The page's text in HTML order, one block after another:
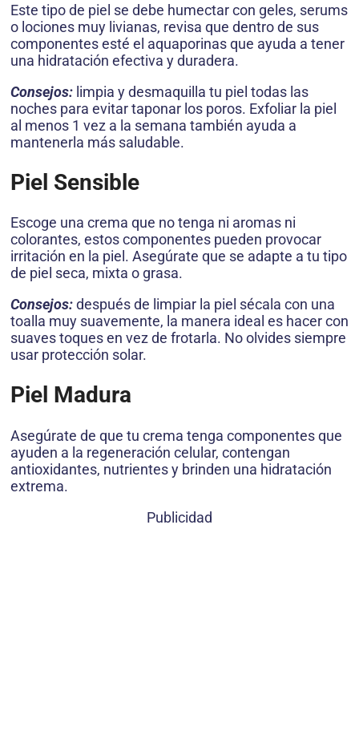
Este tipo de piel se debe humectar con geles, serums
o lociones muy livianas, revisa que dentro de sus
componentes esté el aquaporinas que ayuda a tener
una hidratación efectiva y duradera.
Consejos: limpia y desmaquilla tu piel todas las
noches para evitar taponar los poros. Exfoliar la piel
al menos 1 vez a la semana también ayuda a
mantenerla más saludable.
Piel Sensible
Escoge una crema que no tenga ni aromas ni
colorantes, estos componentes pueden provocar
irritación en la piel. Asegúrate que se adapte a tu tipo
de piel seca, mixta o grasa.
Consejos:después de limpiar la piel sécala con una
toalla muy suavemente, la manera ideal es hacer con
suaves toques en vez de frotarla. No olvides siempre
usar protección solar.
Piel Madura
Asegúrate de que tu crema tenga componentes que
ayuden a la regeneración celular, contengan
antioxidantes, nutrientes y brinden una hidratación
extrema.
Publicidad